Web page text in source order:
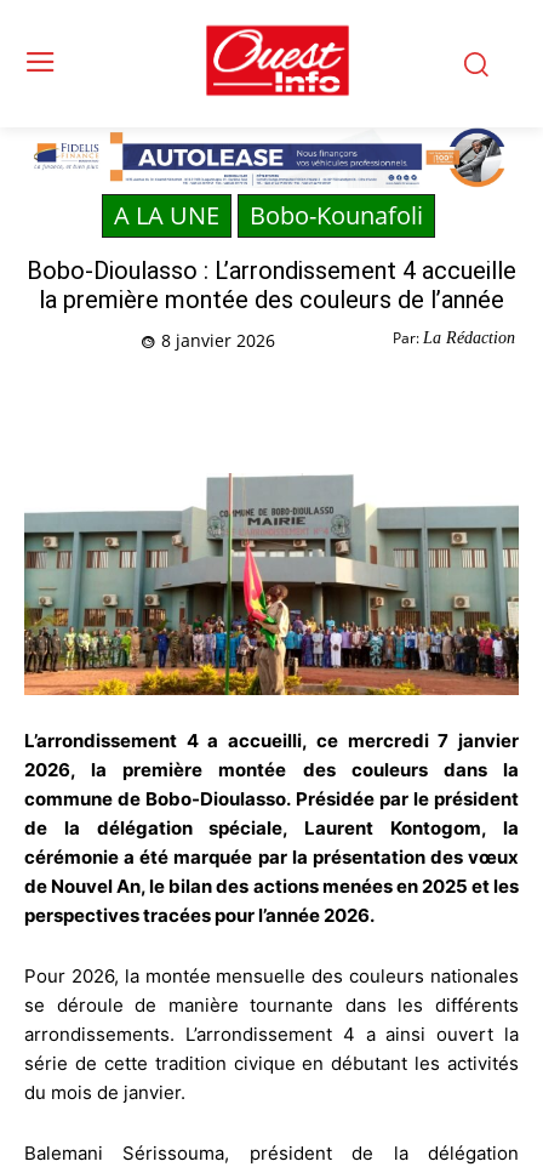
A LA UNE Bobo-Kounafoli
Bobo-Dioulasso : L’arrondissement 4 accueille
la première montée des couleurs de l’année
Par: La Rédaction
8 janvier 2026
L’arrondissement 4 a accueilli, ce mercredi 7 janvier
2026, la première montée des couleurs dans la
commune de Bobo-Dioulasso. Présidée par le président
de la délégation spéciale, Laurent Kontogom, la
cérémonie a été marquée par la présentation des vœux
de Nouvel An, le bilan des actions menées en 2025 et les
perspectives tracées pour l’année 2026.
Pour 2026, la montée mensuelle des couleurs nationales
se déroule de manière tournante dans les différents
arrondissements. L’arrondissement 4 a ainsi ouvert la
série de cette tradition civique en débutant les activités
du mois de janvier.
Balemani Sérissouma, président de la délégation